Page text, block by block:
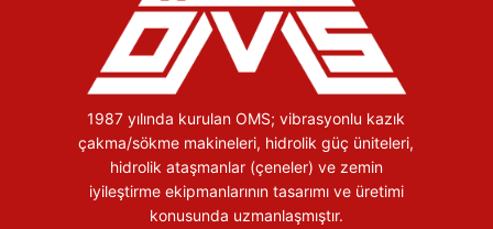
1987 yılında kurulan OMS; vibrasyonlu kazık
çakma/sökme makineleri, hidrolik güç üniteleri,
hidrolik ataşmanlar (çeneler) ve zemin
iyileştirme ekipmanlarının tasarımı ve üretimi
konusunda uzmanlaşmıştır.